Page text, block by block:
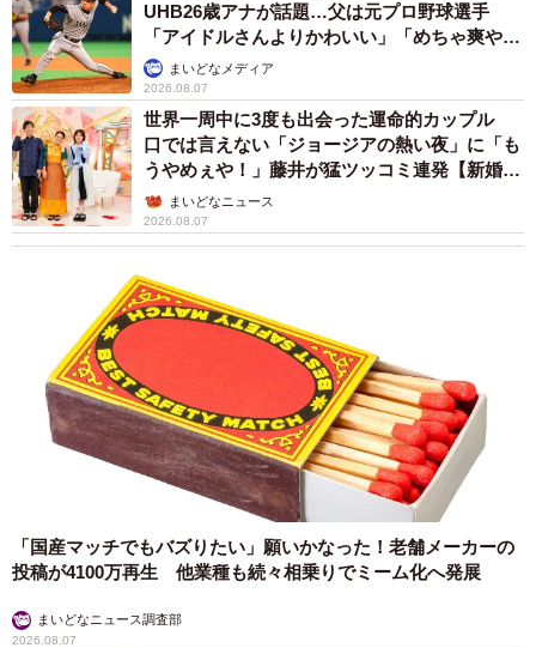
なでられ待ちさん（画像提供：たまgoさん）
UHB26歳アナが話題…父は元プロ野球選手
「アイドルさんよりかわいい」「めちゃ爽や
か」まいどなメディア
2026.08.07
世界一周中に3度も出会った運命的カップル
口では言えない「ジョージアの熱い夜」に「も
うやめぇや！」藤井が猛ツッコミ連発【新婚さ
ん】まいどなニュース
2026.08.07
「国産マッチでもバズりたい」願いかなった！老舗メーカーの
投稿が4100万再生 他業種も続々相乗りでミーム化へ発展
まいどなニュース調査部
2026.08.07